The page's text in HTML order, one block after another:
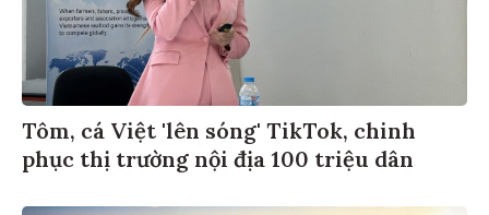
Tôm, cá Việt 'lên sóng' TikTok, chinh
phục thị trường nội địa 100 triệu dân